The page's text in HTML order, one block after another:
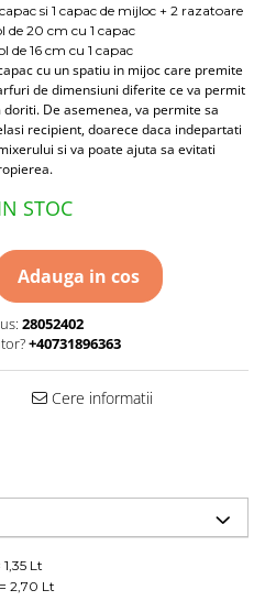
si 1 capac de mijloc + 2 razatoare
cm cu 1 capac
cm cu 1 capac
cu un spatiu in mijoc care premite
de dimensiuni diferite ce va permit
De asemenea, va permite sa
recipient, doarece daca indepartati
si va poate ajuta sa evitati
STOC
Adauga in cos
28052402
+40731896363
Cere informatii
Lt
2,70 Lt